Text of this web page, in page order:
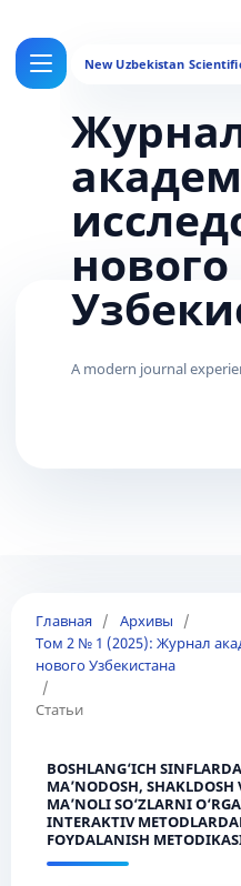
нового
Главная / Архивы
/
Том 2 № 1 (2025): Журнал
нового Узбекистана
/
Статьи
BOSHLANG‘ICH SINFLARDA
MA’NODOSH, SHAKLDOSH
MA’NOLI SO‘ZLARNI
INTERAKTIV
FOYDALANISH